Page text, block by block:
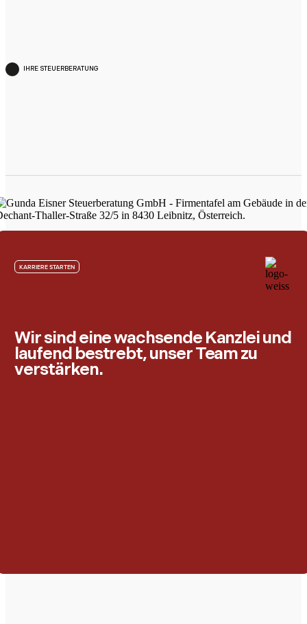
IHRE STEUERBERATUNG
KARRIERE STARTEN
Wir sind eine wachsende Kanzlei und
laufend bestrebt, unser Team zu
verstärken.